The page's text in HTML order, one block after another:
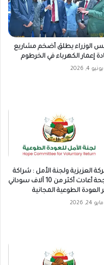
الوزراء يطلق أضخم مشاريع
إعمار الكهرباء في الخرطوم
يونيو 4, 2026
العزيزية ولجنة الأمل : شراكة
ناجحة أعادت أكثر من 10 آلاف سوداني
العودة الطوعية المجانية
مايو 24, 2026